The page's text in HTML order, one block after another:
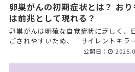
卵巣がんの初期症状とは？ お
は前兆として現れる？
卵巣がんは明確な自覚症状に乏しく、
ごされやすいため、「サイレントキラ
公開日：